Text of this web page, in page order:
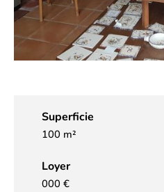
Superficie
100 m²
Loyer
000 €